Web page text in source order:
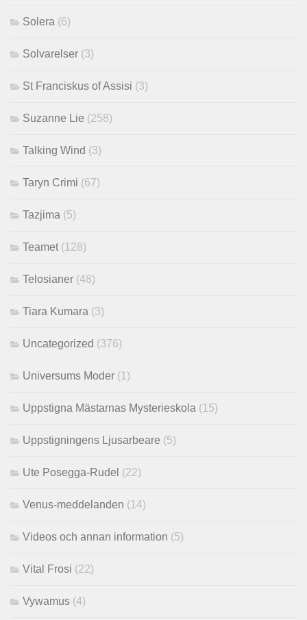
Solera (6)
Solvarelser (3)
St Franciskus of Assisi (3)
Suzanne Lie (258)
Talking Wind (3)
Taryn Crimi (67)
Tazjima (5)
Teamet (128)
Telosianer (48)
Tiara Kumara (3)
Uncategorized (376)
Universums Moder (1)
Uppstigna Mästarnas Mysterieskola (15)
Uppstigningens Ljusarbeare (5)
Ute Posegga-Rudel (22)
Venus-meddelanden (14)
Videos och annan information (5)
Vital Frosi (22)
Vywamus (4)